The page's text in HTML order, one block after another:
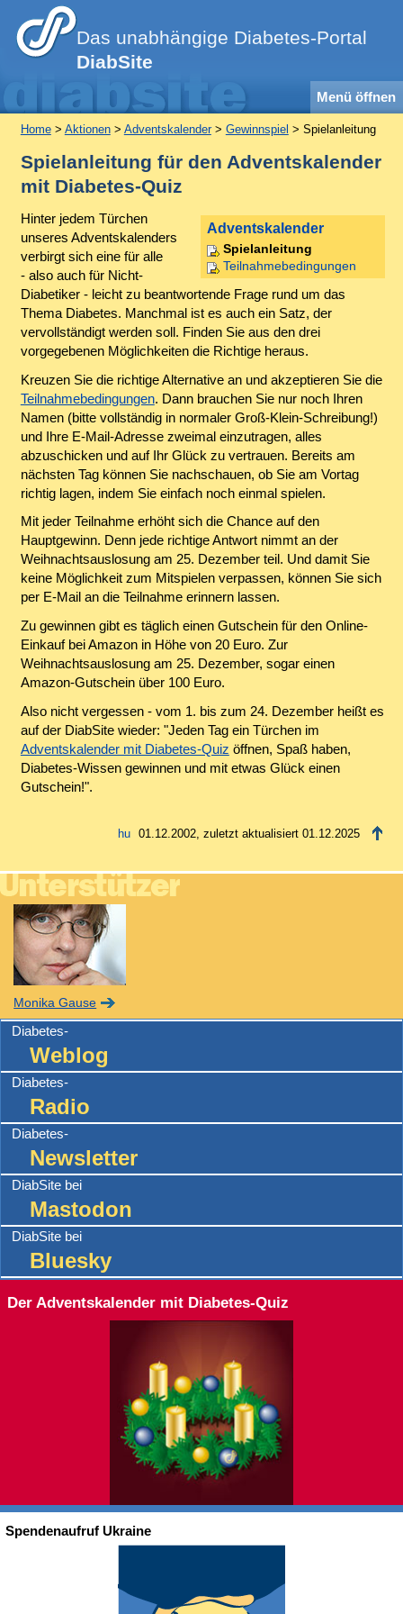
Das unabhängige Diabetes-Portal
DiabSite
Menü öffnen
Home> Aktionen> Adventskalender> Gewinnspiel > Spielanleitung
Spielanleitung für den Adventskalender
mit Diabetes-Quiz
Adventskalender
Spielanleitung
Teilnahmebedingungen
Hinter jedem Türchen
unseres Adventskalenders
verbirgt sich eine für alle
- also auch für Nicht-
Diabetiker - leicht zu beantwortende Frage rund um das
Thema Diabetes. Manchmal ist es auch ein Satz, der
vervollständigt werden soll. Finden Sie aus den drei
vorgegebenen Möglichkeiten die Richtige heraus.
Kreuzen Sie die richtige Alternative an und akzeptieren Sie die
Teilnahmebedingungen. Dann brauchen Sie nur noch Ihren
Namen (bitte vollständig in normaler Groß-Klein-Schreibung!)
und Ihre E-Mail-Adresse zweimal einzutragen, alles
abzuschicken und auf Ihr Glück zu vertrauen. Bereits am
nächsten Tag können Sie nachschauen, ob Sie am Vortag
richtig lagen, indem Sie einfach noch einmal spielen.
Mit jeder Teilnahme erhöht sich die Chance auf den
Hauptgewinn. Denn jede richtige Antwort nimmt an der
Weihnachtsauslosung am 25. Dezember teil. Und damit Sie
keine Möglichkeit zum Mitspielen verpassen, können Sie sich
per E-Mail an die Teilnahme erinnern lassen.
Zu gewinnen gibt es täglich einen Gutschein für den Online-
Einkauf bei Amazon in Höhe von 20 Euro. Zur
Weihnachtsauslosung am 25. Dezember, sogar einen
Amazon-Gutschein über 100 Euro.
Also nicht vergessen - vom 1. bis zum 24. Dezember heißt es
auf der DiabSite wieder: "Jeden Tag ein Türchen im
Adventskalender mit Diabetes-Quiz öffnen, Spaß haben,
Diabetes-Wissen gewinnen und mit etwas Glück einen
Gutschein!".
01.12.2002, zuletzt aktualisiert 01.12.2025
Monika Gause
Diabetes-
Weblog
Diabetes-
Radio
Diabetes-
Newsletter
DiabSite bei
Mastodon
DiabSite bei
Bluesky
Der Adventskalender mit Diabetes-Quiz
Spendenaufruf Ukraine